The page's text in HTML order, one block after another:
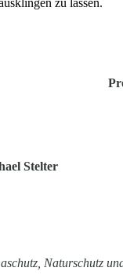
Stelter
Naturschutz